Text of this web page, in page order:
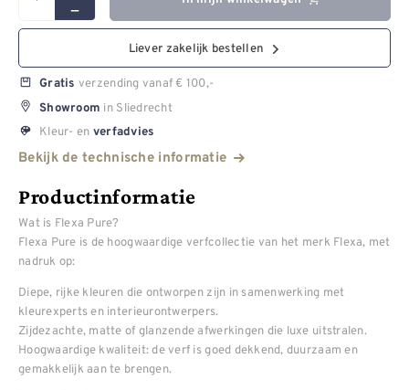
Liever zakelijk bestellen
Gratis verzending vanaf € 100,-
Showroom in Sliedrecht
Kleur- en verfadvies
Bekijk de technische informatie
Productinformatie
Wat is Flexa Pure?
Flexa Pure is de hoogwaardige verfcollectie van het merk Flexa, met
nadruk op:
Diepe, rijke kleuren die ontworpen zijn in samenwerking met
kleurexperts en interieurontwerpers.
Zijdezachte, matte of glanzende afwerkingen die luxe uitstralen.
Hoogwaardige kwaliteit: de verf is goed dekkend, duurzaam en
gemakkelijk aan te brengen.